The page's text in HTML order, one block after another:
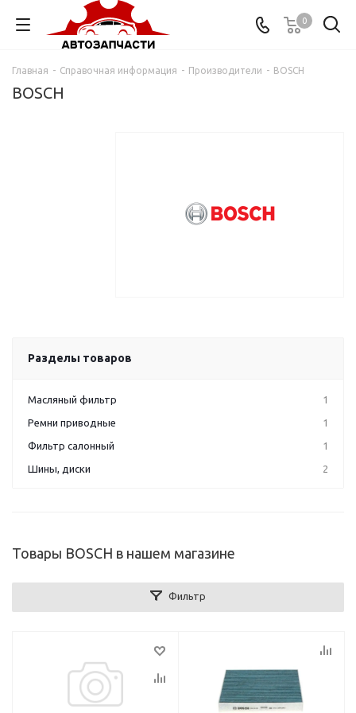
0
Главная - Справочная информация - Производители - BOSCH
BOSCH
Разделы товаров
Масляный фильтр 1
Ремни приводные 1
Фильтр салонный 1
Шины, диски 2
Товары BOSCH в нашем магазине
Фильтр